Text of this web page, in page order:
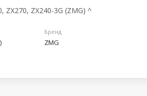
ZX270, ZX240-3G (ZMG) ^
Бренд
ZMG